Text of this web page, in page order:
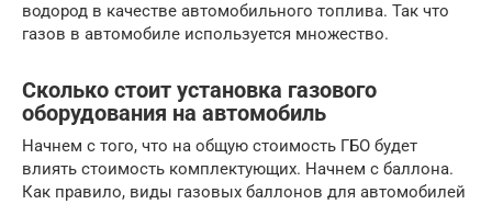
водород в качестве автомобильного топлива. Так что
газов в автомобиле используется множество.
Сколько стоит установка газового
оборудования на автомобиль
Начнем с того, что на общую стоимость ГБО будет
влиять стоимость комплектующих. Начнем с баллона.
Как правило, виды газовых баллонов для автомобилей